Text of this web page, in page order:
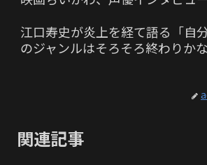
江口寿史が炎上を経て語る「自
のジャンルはそろそろ終わりかな
関連記事